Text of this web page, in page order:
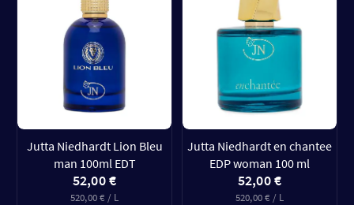
Jutta Niedhardt Lion Bleu
man 100ml EDT
52,00 €
520,00 € / L
Jutta Niedhardt en chantee
EDP woman 100 ml
52,00 €
520,00 € / L